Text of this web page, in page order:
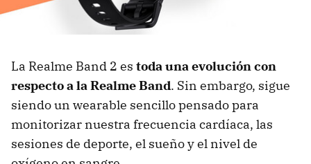
La Realme Band 2 es toda una evolución con
respecto a la Realme Band. Sin embargo, sigue
siendo un wearable sencillo pensado para
monitorizar nuestra frecuencia cardíaca, las
sesiones de deporte, el sueño y el nivel de